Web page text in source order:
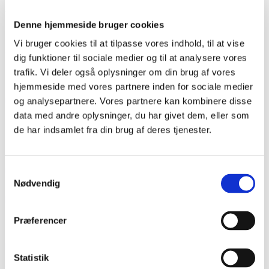
Denne hjemmeside bruger cookies
Vi bruger cookies til at tilpasse vores indhold, til at vise
dig funktioner til sociale medier og til at analysere vores
trafik. Vi deler også oplysninger om din brug af vores
hjemmeside med vores partnere inden for sociale medier
og analysepartnere. Vores partnere kan kombinere disse
data med andre oplysninger, du har givet dem, eller som
de har indsamlet fra din brug af deres tjenester.
Nødvendig
Præferencer
Statistik
en tur rundt på Folkemødepladsen.
“De fleste er søde og vil gerne høre, hvad vi laver. Mange
skriver under og synes, at det er et godt projekt. Andre vil ikke
skrive under. De siger, de af princip ikke skriver under på
noget, de ikke ved mere om. Nogle få har været meget
afvisende, men det tager vi i stiv arm”, siger Fynn Rosenberg.
600 underskrifter, som leveres videre til den europæiske
Nationalities (FUEN), der står bag underskriftsindsamlingen i
skal samles ind for at Minority SafePack-initiativet tages op i
EU-Kommissionen. Men de unge sydslesvigere er indstillet